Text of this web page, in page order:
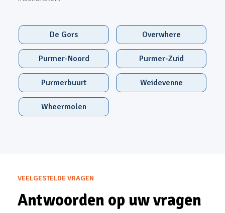
De Gors Overwhere
Purmer-Noord Purmer-Zuid
Purmerbuurt Weidevenne
Wheermolen
VEELGESTELDE VRAGEN
Antwoorden op uw vragen